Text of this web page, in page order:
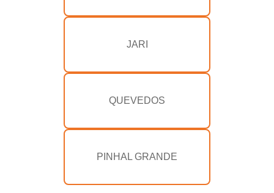
JARI
QUEVEDOS
PINHAL GRANDE